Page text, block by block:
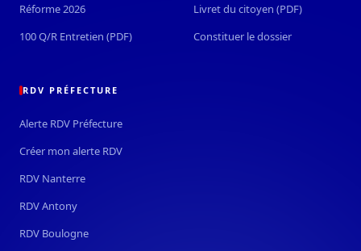
Réforme 2026
100 Q/R Entretien (PDF)
Livret du citoyen (PDF)
Constituer le dossier
RDV PRÉFECTURE
Alerte RDV Préfecture
Créer mon alerte RDV
RDV Nanterre
RDV Antony
RDV Boulogne